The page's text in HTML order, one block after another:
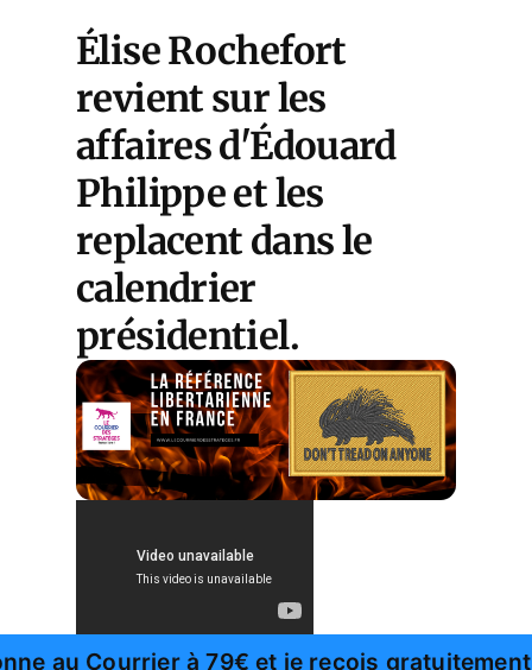
Élise Rochefort
revient sur les
affaires d'Édouard
Philippe et les
replacent dans le
calendrier
présidentiel.
au Courrier à 79€ et je reçois